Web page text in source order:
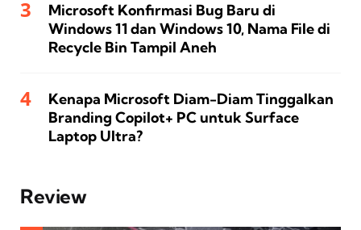
Microsoft Konfirmasi Bug Baru di
Windows 11 dan Windows 10, Nama File di
Recycle Bin Tampil Aneh
Kenapa Microsoft Diam-Diam Tinggalkan
Branding Copilot+ PC untuk Surface
Laptop Ultra?
Review